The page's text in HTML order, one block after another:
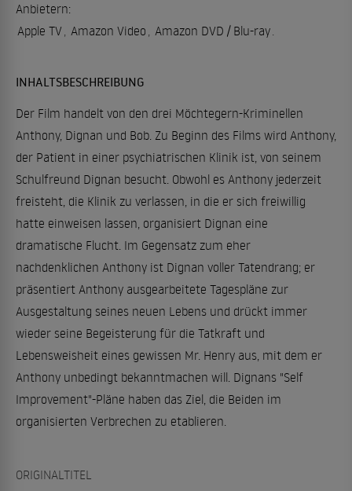
Anbietern:
Apple TV, Amazon Video , Amazon DVD / Blu-ray.
INHALTSBESCHREIBUNG
Der Film handelt von den drei Möchtegern-Kriminellen
Anthony, Dignan und Bob. Zu Beginn des Films wird Anthony,
der Patient in einer psychiatrischen Klinik ist, von seinem
Schulfreund Dignan besucht. Obwohl es Anthony jederzeit
freisteht, die Klinik zu verlassen, in die er sich freiwillig
hatte einweisen lassen, organisiert Dignan eine
dramatische Flucht. Im Gegensatz zum eher
nachdenklichen Anthony ist Dignan voller Tatendrang; er
präsentiert Anthony ausgearbeitete Tagespläne zur
Ausgestaltung seines neuen Lebens und drückt immer
wieder seine Begeisterung für die Tatkraft und
Lebensweisheit eines gewissen Mr. Henry aus, mit dem er
Anthony unbedingt bekanntmachen will. Dignans "Self
Improvement"-Pläne haben das Ziel, die Beiden im
organisierten Verbrechen zu etablieren.
ORIGINALTITEL